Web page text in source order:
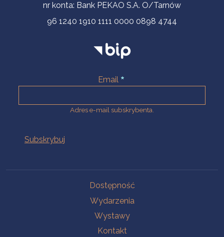
nr konta: Bank PEKAO S.A. O/Tarnów
96 1240 1910 1111 0000 0898 4744
Email
Adres e-mail subskrybenta.
Dostępność
Wydarzenia
Wystawy
Kontakt